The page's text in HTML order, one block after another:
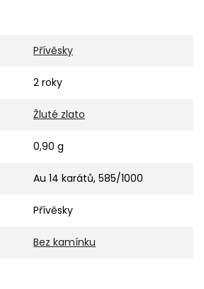
Přívěsky
2 roky
Žluté zlato
0,90 g
Au 14 karátů, 585/1000
Přívěsky
Bez kamínku